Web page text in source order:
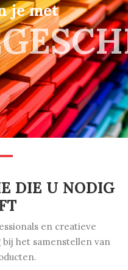
je met
DIE U NODIG
en creatieve
het samenstellen van